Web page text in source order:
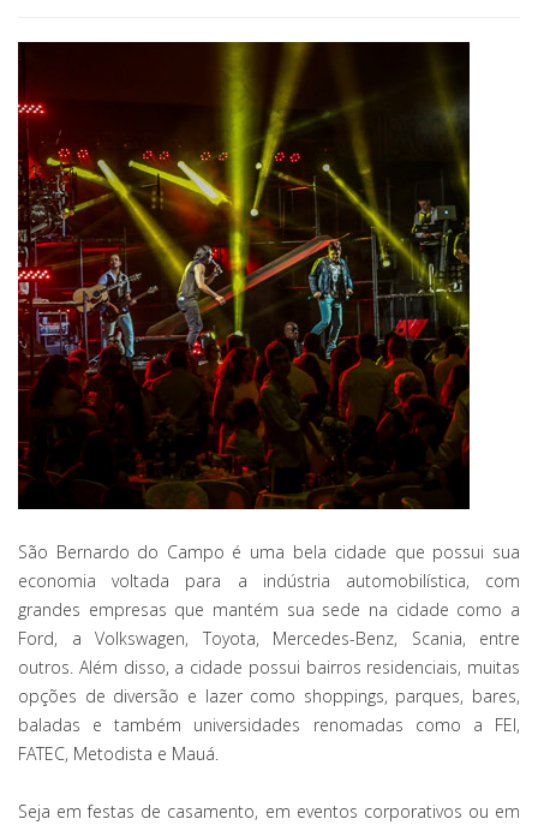
São Bernardo do Campo é uma bela cidade que possui sua
economia voltada para a indústria automobilística, com
grandes empresas que mantém sua sede na cidade como a
Ford, a Volkswagen, Toyota, Mercedes-Benz, Scania, entre
outros. Além disso, a cidade possui bairros residenciais, muitas
opções de diversão e lazer como shoppings, parques, bares,
baladas e também universidades renomadas como a FEI,
FATEC, Metodista e Mauá.
Seja em festas de casamento, em eventos corporativos ou em